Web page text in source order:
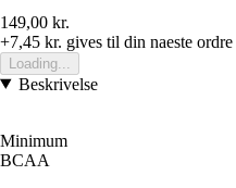
149,00 kr.
+7,45 kr. gives til din naeste ordre
Loading...
Beskrivelse
Minimum
BCAA